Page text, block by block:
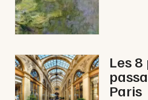
Les
Paris